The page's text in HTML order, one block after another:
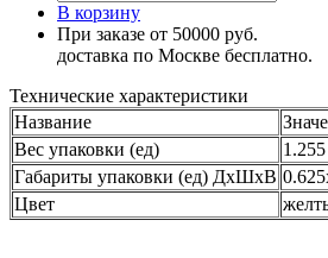
В корзину
При заказе от 50000 руб.
доставка по Москве бесплатно.
Технические характеристики
Название
Вес упаковки (ед)
1.255
Габариты упаковки (ед) ДхШхВ
Цвет